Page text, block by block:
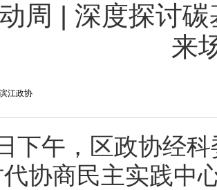
周 | 深度探讨
来
江政协
下午，区政协经
协商民主实践中